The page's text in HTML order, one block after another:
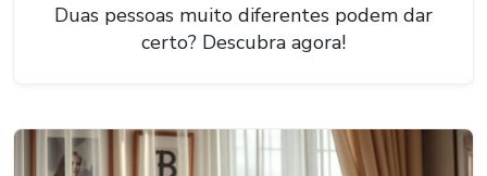
Duas pessoas muito diferentes podem dar
certo? Descubra agora!